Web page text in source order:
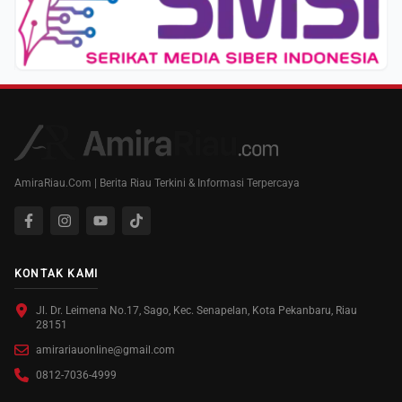
AmiraRiau.Com | Berita Riau Terkini & Informasi Terpercaya
KONTAK KAMI
Jl. Dr. Leimena No.17, Sago, Kec. Senapelan, Kota Pekanbaru, Riau
28151
amirariauonline@gmail.com
0812-7036-4999